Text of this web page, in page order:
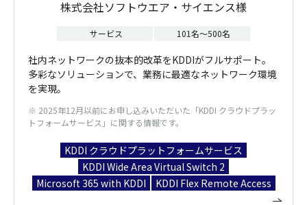
株式会社ソフトウエア・サイエンス様
サービス 101名～500名
社内ネットワークの抜本的改革をKDDIがフルサポート。
多彩なソリューションで、業務に最適なネットワーク環境
を実現。
※ 2025年12月以前にお申し込みいただいた「KDDI クラウドプラッ
トフォームサービス」に関する情報です。
KDDI クラウドプラットフォームサービス
KDDI Wide Area Virtual Switch 2
Microsoft 365 with KDDI
KDDI Flex Remote Access